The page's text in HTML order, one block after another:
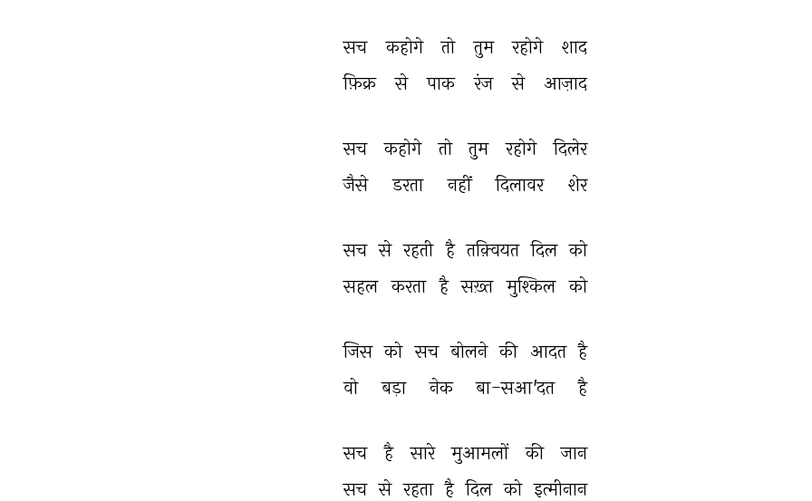
सच कहोगे तो तुम रहोगे
शाद
फ़िक्र
से पाक रंज से आज़ाद
सच कहोगे तो तुम रहोगे
दिलेर
जैसे
डरता नहीं दिलावर शेर
सच से रहती है तक़्वियत दिल को
सहल करता है सख़्त मुश्किल को
जिस को सच बोलने की आदत है
वो
बड़ा नेक बा-सआ'दत है
सच है सारे मुआमलों की
जान
सच से रहता है दिल को इत्मीनान